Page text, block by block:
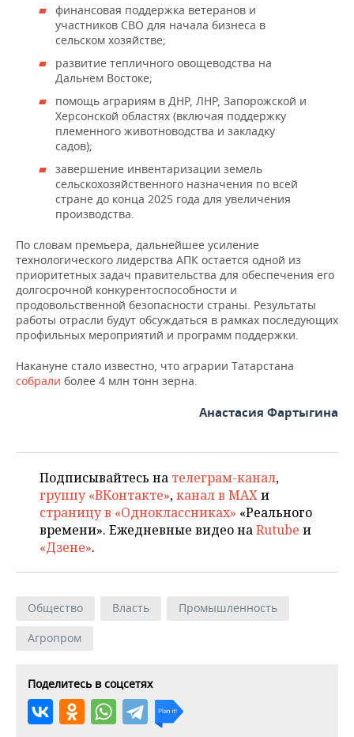
финансовая поддержка ветеранов и
участников СВО для начала бизнеса в
сельском хозяйстве;
развитие тепличного овощеводства на
Дальнем Востоке;
помощь аграриям в ДНР, ЛНР, Запорожской и
Херсонской областях (включая поддержку
племенного животноводства и закладку
садов);
завершение инвентаризации земель
сельскохозяйственного назначения по всей
стране до конца 2025 года для увеличения
производства.
По словам премьера, дальнейшее усиление
технологического лидерства АПК остается одной из
приоритетных задач правительства для обеспечения его
долгосрочной конкурентоспособности и
продовольственной безопасности страны. Результаты
работы отрасли будут обсуждаться в рамках последующих
профильных мероприятий и программ поддержки.
Накануне стало известно, что аграрии Татарстана
собрали более 4 млн тонн зерна.
Анастасия Фартыгина
Подписывайтесь на телеграм-канал,
группу «ВКонтакте»,канал в MAXи
страницу в «Одноклассниках» «Реального
времени». Ежедневные видео наRutube и
«Дзене».
Общество Власть
Промышленность
Агропром
Поделитесь в соцсетях